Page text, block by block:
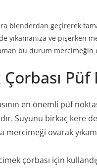
blenderdan geçirerek
yıkamanıza ve pişerken
bu durum mercimeğin
Püf
en önemli püf
Suyunu birkaç
mercimeği ovarak
çorbası için